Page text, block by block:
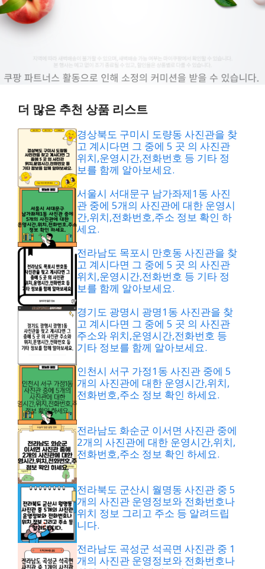
더 많은 추천 상품 리스트
경상북도 구미시 도량동 사진관을 찾
고 계시다면 그 중에 5 곳 의 사진관
위치,운영시간,전화번호 등 기타 정
보를 함께 알아보세요.
서울시 서대문구 남가좌제1동 사진
관 중에 5개의 사진관에 대한 운영시
간,위치,전화번호,주소 정보 확인 하
세요.
전라남도 목포시 만호동 사진관을 찾
고 계시다면 그 중에 5 곳 의 사진관
위치,운영시간,전화번호 등 기타 정
보를 함께 알아보세요.
경기도 광명시 광명1동 사진관을 찾
고 계시다면 그 중에 5 곳 의 사진관
주소와 위치,운영시간,전화번호 등
기타 정보를 함께 알아보세요.
인천시 서구 가정1동 사진관 중에 5
개의 사진관에 대한 운영시간,위치,
전화번호,주소 정보 확인 하세요.
전라남도 화순군 이서면 사진관 중에
2개의 사진관에 대한 운영시간,위치,
전화번호,주소 정보 확인 하세요.
전라북도 군산시 월명동 사진관 중 5
개의 사진관 운영정보와 전화번호나
위치 정보 그리고 주소 등 알려드립
니다.
전라남도 곡성군 석곡면 사진관 중 1
개의 사진관 운영정보와 전화번호나